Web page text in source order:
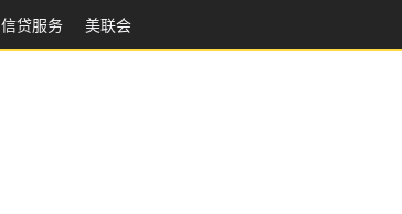
信贷服务 美联会